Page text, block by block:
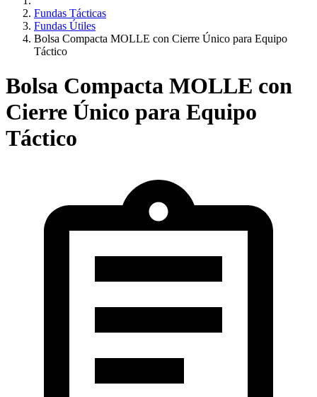
Fundas Tácticas
Fundas Útiles
Bolsa Compacta MOLLE con Cierre Único para Equipo
Táctico
Bolsa Compacta MOLLE con
Cierre Único para Equipo
Táctico